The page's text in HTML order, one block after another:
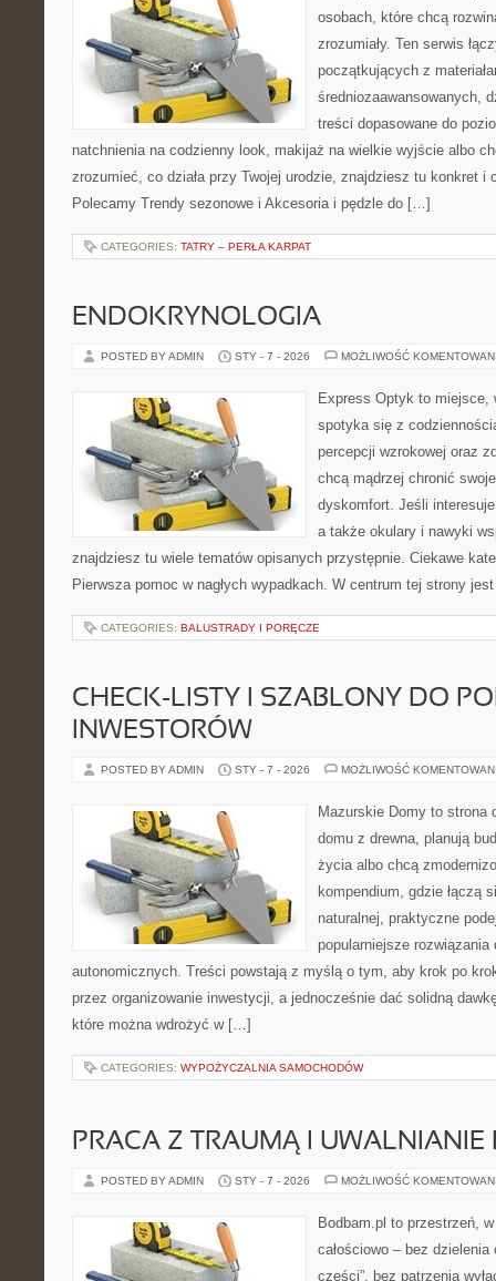
osobach, które chcą
zrozumiały. Ten serwis
początkujących z
średniozaawansowanych,
treści dopasowane do
natchnienia na codzienny look, makijaż na wielkie wyjście albo
zrozumieć, co działa przy Twojej urodzie, znajdziesz tu konkret i
Polecamy Trendy sezonowe i Akcesoria i pędzle do […]
CATEGORIES: TATRY – PERŁA KARPAT
ENDOKRYNOLOGIA
POSTED BY ADMIN STY - 7 - 2026 MOŻLIWOŚĆ
Express Optyk to miejsce,
spotyka się z
percepcji wzrokowej oraz
chcą mądrzej chronić
dyskomfort. Jeśli
a także okulary i nawyki
znajdziesz tu wiele tematów opisanych przystępnie. Ciekawe
Pierwsza pomoc w nagłych wypadkach. W centrum tej strony
CATEGORIES: BALUSTRADY I PORĘCZE
CHECK-LISTY I SZABLONY DO
INWESTORÓW
POSTED BY ADMIN STY - 7 - 2026 MOŻLIWOŚĆ
Mazurskie Domy to strona
domu z drewna, planują
życia albo chcą
kompendium, gdzie łączą
naturalnej, praktyczne
popularniejsze rozwiązania
autonomicznych. Treści powstają z myślą o tym, aby krok po
przez organizowanie inwestycji, a jednocześnie dać solidną
które można wdrożyć w […]
CATEGORIES: WYPOŻYCZALNIA SAMOCHODÓW
PRACA Z TRAUMĄ I UWALNIANIE
POSTED BY ADMIN STY - 7 - 2026 MOŻLIWOŚĆ
Bodbam.pl to przestrzeń,
całościowo – bez dzielenia
części”, bez patrzenia